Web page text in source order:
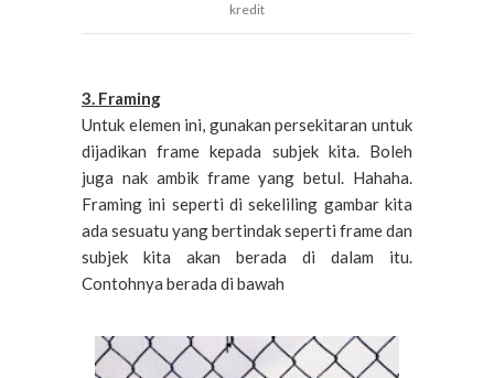
kredit
3. Framing
Untuk elemen ini, gunakan persekitaran untuk
dijadikan frame kepada subjek kita. Boleh
juga nak ambik frame yang betul. Hahaha.
Framing ini seperti di sekeliling gambar kita
ada sesuatu yang bertindak seperti frame dan
subjek kita akan berada di dalam itu.
Contohnya berada di bawah